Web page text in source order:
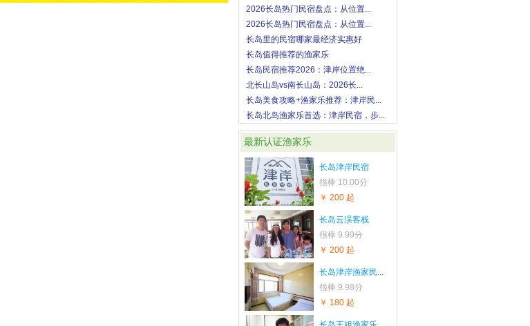
2026长岛热门民宿盘点：从位置...
2026长岛热门民宿盘点：从位置...
长岛里的民宿哪家最经济实惠好
长岛值得推荐的渔家乐
长岛民宿推荐2026：津岸位置绝...
北长山岛vs南长山岛：2026长...
长岛美食攻略+渔家乐推荐：津岸民...
长岛北岛渔家乐首选：津岸民宿，步...
最新认证渔家乐
长岛津岸民宿
很棒 10.00分
￥ 200 起
长岛云淏客栈
很棒 9.99分
￥ 200 起
长岛津岸渔家民...
很棒 9.98分
￥ 180 起